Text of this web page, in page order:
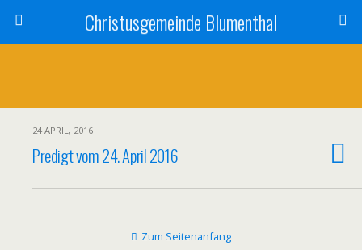
Christusgemeinde Blumenthal
24 APRIL, 2016
Predigt vom 24. April 2016
Zum Seitenanfang